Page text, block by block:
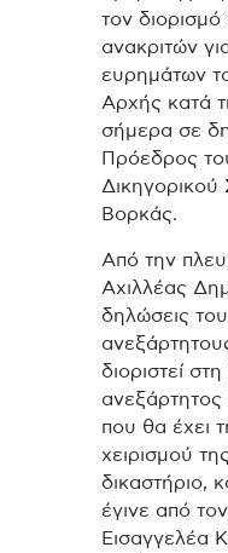
τον
ανακριτών
ευρημάτων
Αρχής κατά
σήμερα σε
Πρόεδρος
Βορκάς.
Από την
Αχιλλέας
δηλώσεις
διοριστεί
ανεξάρτητος
που θα έχει
χειρισμού
δικαστήριο,
έγινε από
Εισαγγελέα